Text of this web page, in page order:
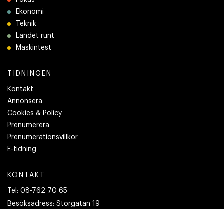
Ekonomi
Teknik
Landet runt
Maskintest
TIDNINGEN
Kontakt
Annonsera
Cookies & Policy
Prenumerera
Prenumerationsvillkor
E-tidning
KONTAKT
Tel: 08-762 70 65
Besöksadress: Storgatan 19